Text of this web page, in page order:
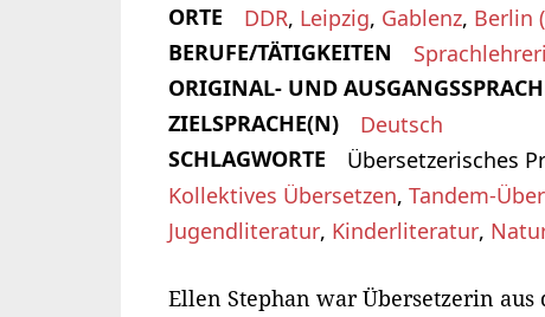
ORTE DDR, Leipzig, Gablenz, Berlin
BERUFE/TÄTIGKEITEN
ORIGINAL- UND
ZIELSPRACHE(N) Deutsch
SCHLAGWORTE Übersetzerisches
Kollektives Übersetzen, Tandem-
Jugendliteratur, Kinderliteratur,
Ellen Stephan war Übersetzerin aus